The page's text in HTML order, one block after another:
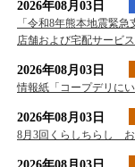
2026年08月03日
「令和8年熊本地震緊
店舗および宅配サービ
2026年08月03日
情報紙「コープデリに
2026年08月03日
8月3回くらしちらし お